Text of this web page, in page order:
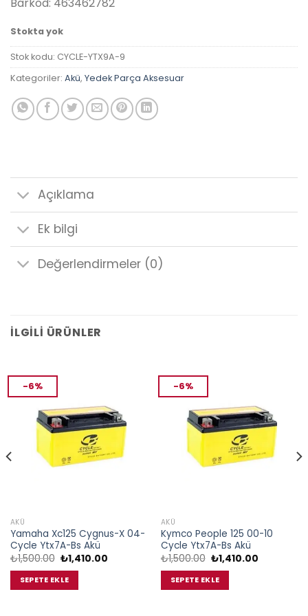
Barkod: 463462782
Stokta yok
Stok kodu: CYCLE-YTX9A-9
Kategoriler: Akü, Yedek Parça Aksesuar
Açıklama
Ek bilgi
Değerlendirmeler (0)
İLGILI ÜRÜNLER
-6%
AKÜ
Yamaha Xc125 Cygnus-X 04-
Cycle Ytx7A-Bs Akü
₺1,500.00 Orijinal
fiyat:
₺1,500.00.
₺1,410.00Şu
SEPETE EKLE
-6%
AKÜ
Kymco People 125 00-10
Cycle Ytx7A-Bs Akü
₺1,500.00 Orijinal
fiyat:
₺1,500.00.
₺1,410.00Şu
SEPETE EKLE